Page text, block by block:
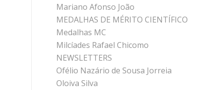
Mariano Afonso João
MEDALHAS DE MÉRITO CIENTÍFICO
Medalhas MC
Milcíades Rafael Chicomo
NEWSLETTERS
Ofélio Nazário de Sousa Jorreia
Oloiva Silva